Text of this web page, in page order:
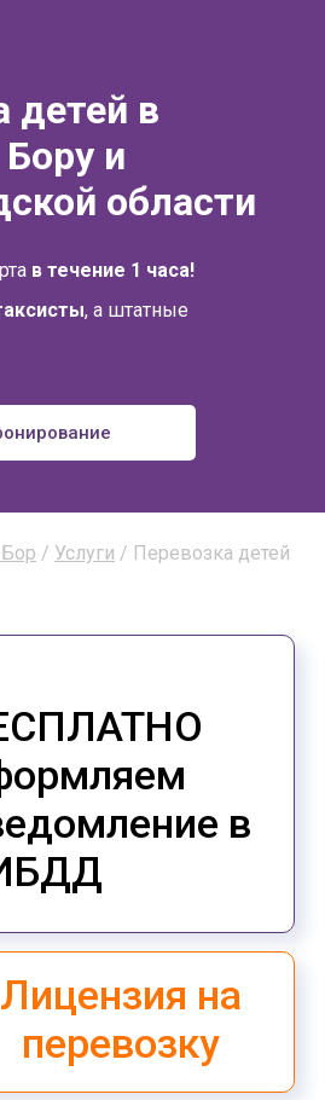
детей в
и
области
в течение 1 часа!
, а штатные
/ Услуги / Перевозка детей
в
Лицензия на
перевозку